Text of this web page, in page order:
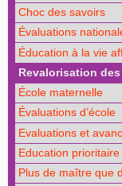
Choc des savoirs
Évaluations
Éducation à la vie
Revalorisation
École maternelle
Évaluations d’école
Evaluations et
Education prioritaire
Plus de maître que